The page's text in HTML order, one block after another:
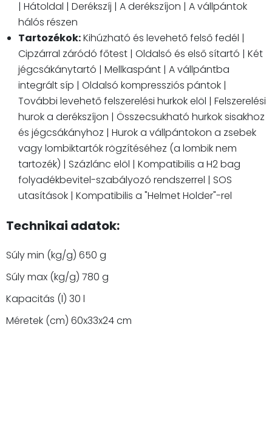
| Hátoldal | Derékszíj | A derékszíjon | A vállpántok
hálós részen
Tartozékok:Kihúzható és levehető felső fedél |
Cipzárral záródó főtest | Oldalsó és első sítartó | Két
jégcsákánytartó | Mellkaspánt | A vállpántba
integrált síp | Oldalsó kompressziós pántok |
További levehető felszerelési hurkok elöl | Felszerelési
hurok a derékszíjon | Összecsukható hurkok sisakhoz
és jégcsákányhoz | Hurok a vállpántokon a zsebek
vagy lombiktartók rögzítéséhez (a lombik nem
tartozék) | Százlánc elöl | Kompatibilis a H2 bag
folyadékbevitel-szabályozó rendszerrel | SOS
utasítások | Kompatibilis a "Helmet Holder"-rel
Technikai adatok:
Súly min (kg/g) 650 g
Súly max (kg/g) 780 g
Kapacitás (l) 30 l
Méretek (cm) 60x33x24 cm